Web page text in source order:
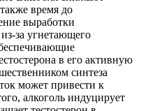
время до
выработки
за угнетающего
в его активную
синтеза
может привести к
алкоголь индуцирует